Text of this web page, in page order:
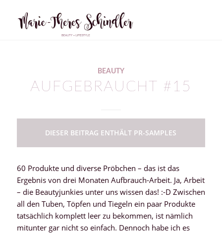
BEAUTY
AUFGEBRAUCHT #15
DIESER BEITRAG ENTHÄLT PR-SAMPLES
60 Produkte und diverse Pröbchen – das ist das
Ergebnis von drei Monaten Aufbrauch-Arbeit. Ja, Arbeit
– die Beautyjunkies unter uns wissen das! :-D Zwischen
all den Tuben, Töpfen und Tiegeln ein paar Produkte
tatsächlich komplett leer zu bekommen, ist nämlich
mitunter gar nicht so einfach. Dennoch habe ich es